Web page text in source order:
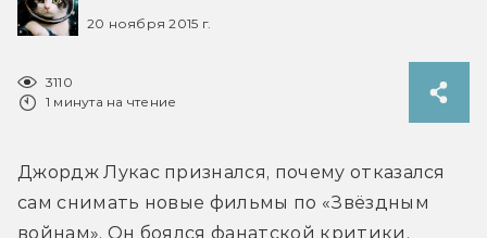
20 ноября 2015 г.
3110
1 минута на чтение
Джордж Лукас признался, почему отказался
сам снимать новые фильмы по «Звёздным